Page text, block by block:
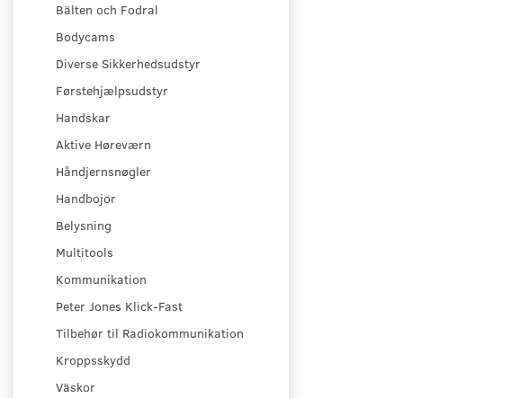
Bälten och Fodral
Bodycams
Diverse Sikkerhedsudstyr
Førstehjælpsudstyr
Handskar
Aktive Høreværn
Håndjernsnøgler
Handbojor
Belysning
Multitools
Kommunikation
Peter Jones Klick-Fast
Tilbehør til Radiokommunikation
Kroppsskydd
Väskor